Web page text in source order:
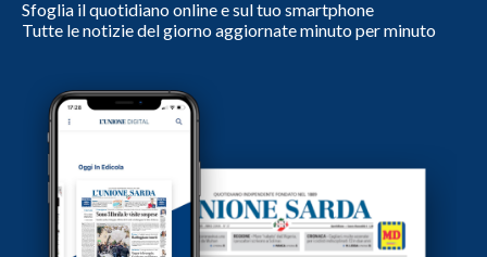
Sfoglia il quotidiano online e sul tuo smartphone
Tutte le notizie del giorno aggiornate minuto per minuto